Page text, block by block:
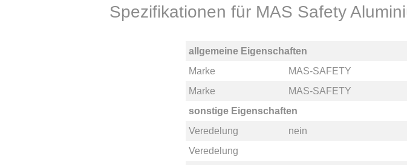
Spezifikationen für MAS Safety
allgemeine Eigenschaften
Marke
MAS-SAFETY
Marke
MAS-SAFETY
sonstige Eigenschaften
Veredelung
nein
Veredelung